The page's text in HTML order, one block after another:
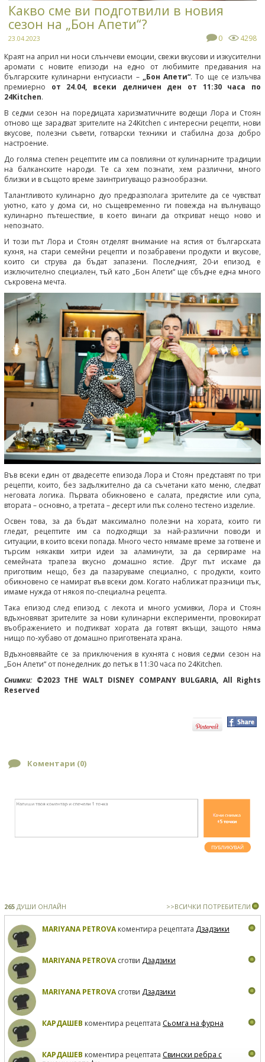
Какво сме ви подготвили в новия
сезон на „Бон Апети“?
23.04.2023 0
4298
Краят на април ни носи слънчеви емоции, свежи вкусови и изкусителни
аромати с новите епизоди на едно от любимите предавания на
българските кулинарни ентусиасти – „Бон Апети“. То ще се излъчва
премиерно от 24.04, всеки делничен ден от 11:30 часа по
24Kitchen.
В седми сезон на поредицата харизматичните водещи Лора и Стоян
отново ще зарадват зрителите на 24Kitchen с интересни рецепти, нови
вкусове, полезни съвети, готварски техники и стабилна доза добро
настроение.
До голяма степен рецептите им са повлияни от кулинарните традиции
на балканските народи. Те са хем познати, хем различни, много
близки и в същото време заинтригуващо разнообразни.
Талантливото кулинарно дуо предразполага зрителите да се чувстват
уютно, като у дома си, но същевременно ги повежда на вълнуващо
кулинарно пътешествие, в което винаги да откриват нещо ново и
непознато.
И този път Лора и Стоян отделят внимание на ястия от българската
кухня, на стари семейни рецепти и позабравени продукти и вкусове,
които си струва да бъдат запазени. Последният, 20-и епизод, е
изключително специален, тъй като „Бон Апети“ ще сбъдне една много
съкровена мечта.
Във всеки един от двадесетте епизода Лора и Стоян представят по три
рецепти, които, без задължително да са съчетани като меню, следват
неговата логика. Първата обикновено е салата, предястие или супа,
втората – основно, а третата – десерт или пък солено тестено изделие.
Освен това, за да бъдат максимално полезни на хората, които ги
гледат, рецептите им са подходящи за най-различни поводи и
ситуации, в които всеки попада. Много често нямаме време за готвене и
търсим някакви хитри идеи за аламинути, за да сервираме на
семейната трапеза вкусно домашно ястие. Друг път искаме да
приготвим нещо, без да пазаруваме специално, с продукти, които
обикновено се намират във всеки дом. Когато наближат празници пък,
имаме нужда от някоя по-специална рецепта.
Така епизод след епизод, с лекота и много усмивки, Лора и Стоян
вдъхновяват зрителите за нови кулинарни експерименти, провокират
въображението и подтикват хората да готвят вкъщи, защото няма
нищо по-хубаво от домашно приготвената храна.
Вдъхновявайте се за приключения в кухнята с новия седми сезон на
„Бон Апети“ от понеделник до петък в 11:30 часа по 24Kitchen.
Снимки: ©2023 THE WALT DISNEY COMPANY BULGARIA, All Rights
Reserved
Коментари (0)
265 ДУШИ ОНЛАЙН >>ВСИЧКИ ПОТРЕБИТЕЛИ
MARIYANA PETROVAкоментира рецептата Дзадзики
MARIYANA PETROVAсготви Дзадзики
MARIYANA PETROVAсготви Дзадзики
КАРДАШЕВ коментира рецептата Сьомга на фурна
КАРДАШЕВ коментира рецептата Свински ребра с